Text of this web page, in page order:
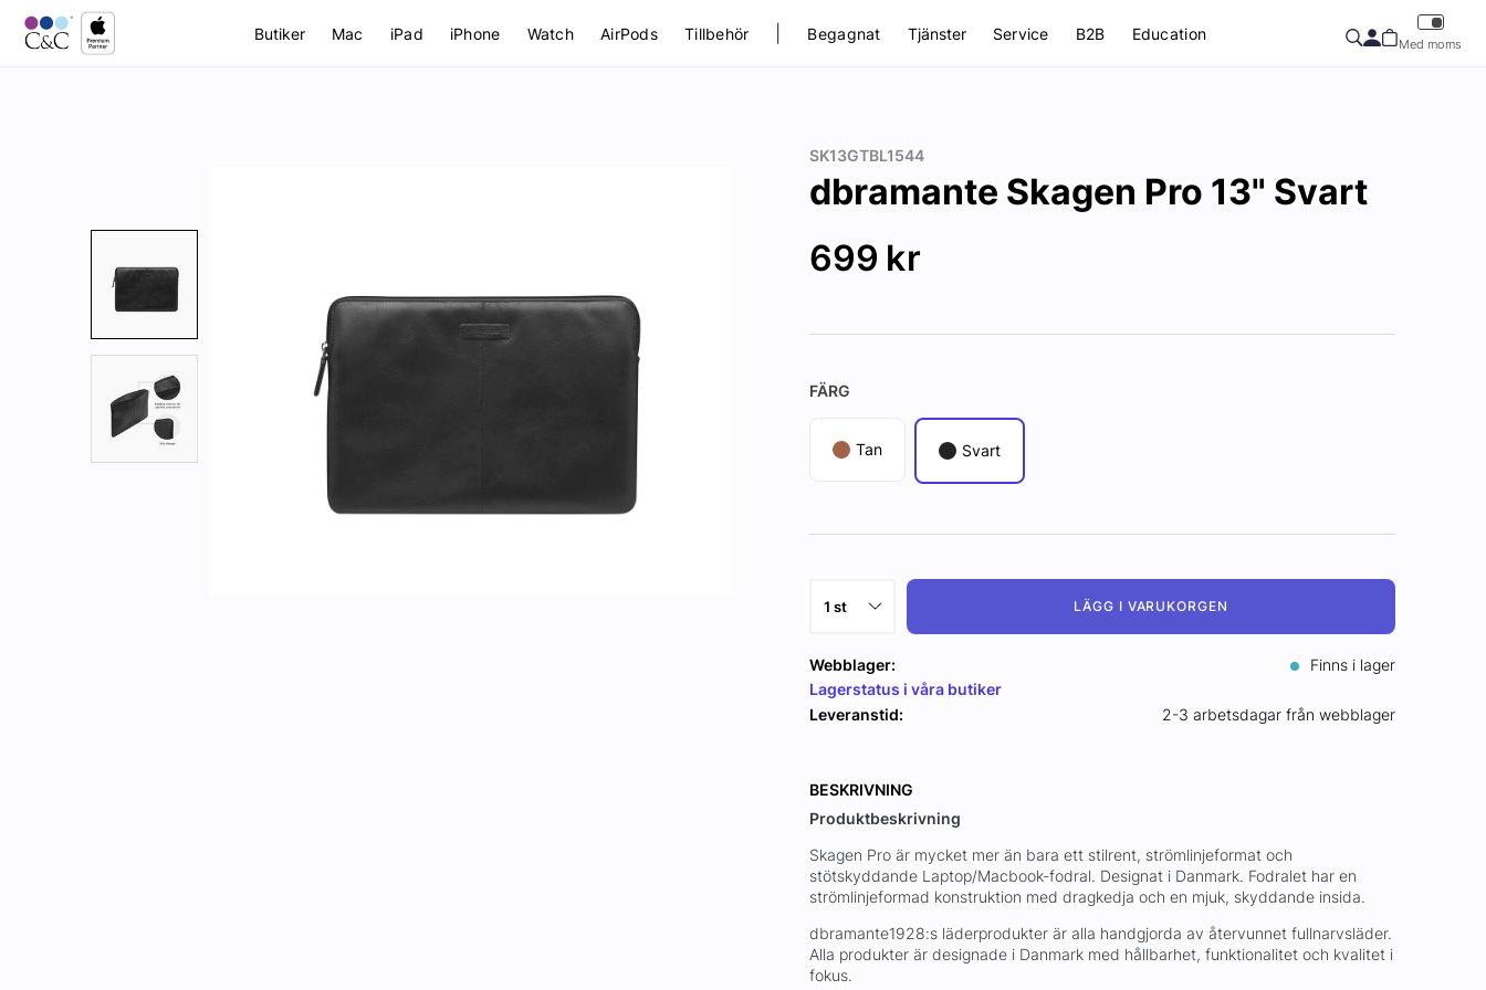
Butiker Mac iPad iPhone Watch AirPods Tillbehör Begagnat Tjänster Service B2B Education
Med moms
SK13GTBL1544
dbramante Skagen Pro 13" Svart
699 kr
FÄRG
Tan Svart
LÄGG I VARUKORGEN
Webblager:
Finns i lager
Lagerstatus i våra butiker
Leveranstid:
2-3 arbetsdagar från webblager
BESKRIVNING
Produktbeskrivning
Skagen Pro är mycket mer än bara ett stilrent, strömlinjeformat och
stötskyddande Laptop/Macbook-fodral. Designat i Danmark. Fodralet har en
strömlinjeformad konstruktion med dragkedja och en mjuk, skyddande insida.
dbramante1928:s läderprodukter är alla handgjorda av återvunnet fullnarvsläder.
Alla produkter är designade i Danmark med hållbarhet, funktionalitet och kvalitet i
fokus.